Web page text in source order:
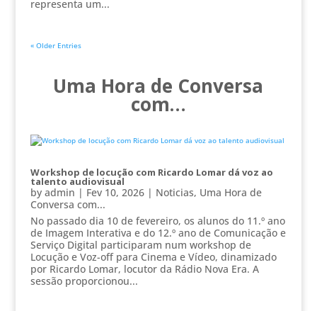
representa um...
« Older Entries
Uma Hora de Conversa
com…
Workshop de locução com Ricardo Lomar dá voz ao
talento audiovisual
by admin | Fev 10, 2026| Noticias, Uma Hora de
Conversa com...
No passado dia 10 de fevereiro, os alunos do 11.º ano
de Imagem Interativa e do 12.º ano de Comunicação e
Serviço Digital participaram num workshop de
Locução e Voz-off para Cinema e Vídeo, dinamizado
por Ricardo Lomar, locutor da Rádio Nova Era. A
sessão proporcionou...